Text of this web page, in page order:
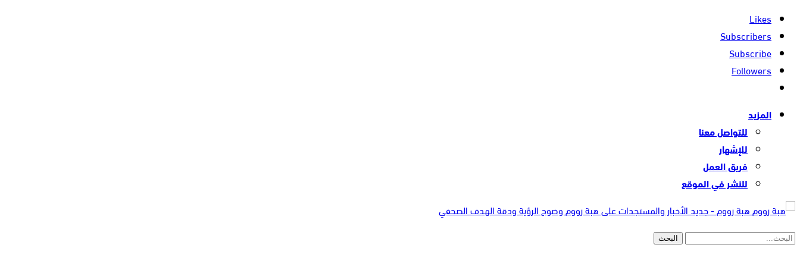
Likes
Subscribers
Subscribe
Followers
المزيد
للتواصل معنا
للإشهار
فريق العمل
للنشر في الموقع
هبة زووم - جديد الأخبار والمستجدات على هبة زووم وضوح الرؤية ودقة الهدف الصحفي